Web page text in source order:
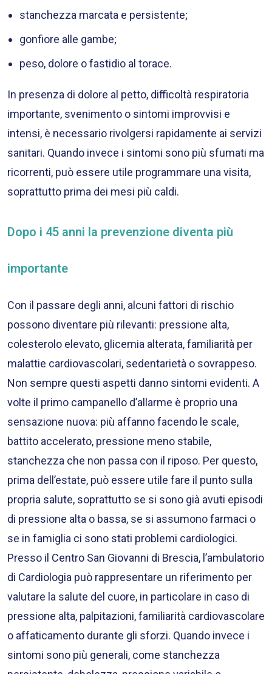
stanchezza marcata e persistente;
gonfiore alle gambe;
peso, dolore o fastidio al torace.
In presenza di dolore al petto, difficoltà respiratoria
importante, svenimento o sintomi improvvisi e
intensi, è necessario rivolgersi rapidamente ai servizi
sanitari. Quando invece i sintomi sono più sfumati ma
ricorrenti, può essere utile programmare una visita,
soprattutto prima dei mesi più caldi.
Dopo i 45 anni la prevenzione diventa più
importante
Con il passare degli anni, alcuni fattori di rischio
possono diventare più rilevanti: pressione alta,
colesterolo elevato, glicemia alterata, familiarità per
malattie cardiovascolari, sedentarietà o sovrappeso.
Non sempre questi aspetti danno sintomi evidenti. A
volte il primo campanello d’allarme è proprio una
sensazione nuova: più affanno facendo le scale,
battito accelerato, pressione meno stabile,
stanchezza che non passa con il riposo. Per questo,
prima dell’estate, può essere utile fare il punto sulla
propria salute, soprattutto se si sono già avuti episodi
di pressione alta o bassa, se si assumono farmaci o
se in famiglia ci sono stati problemi cardiologici.
Presso il Centro San Giovanni di Brescia, l’ambulatorio
di Cardiologia può rappresentare un riferimento per
valutare la salute del cuore, in particolare in caso di
pressione alta, palpitazioni, familiarità cardiovascolare
o affaticamento durante gli sforzi. Quando invece i
sintomi sono più generali, come stanchezza